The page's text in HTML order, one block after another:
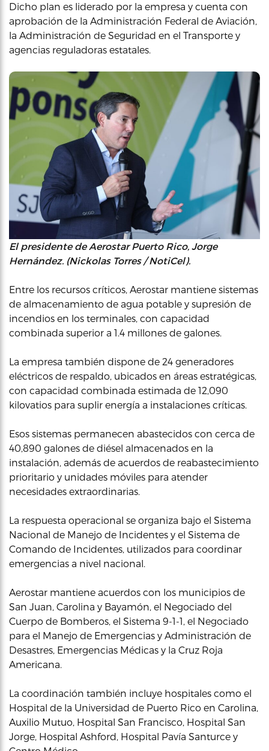
Dicho plan es liderado por la empresa y cuenta con
aprobación de la Administración Federal de Aviación,
la Administración de Seguridad en el Transporte y
agencias reguladoras estatales.
El presidente de Aerostar Puerto Rico, Jorge
Hernández. (Nickolas Torres / NotiCel).
Entre los recursos críticos, Aerostar mantiene sistemas
de almacenamiento de agua potable y supresión de
incendios en los terminales, con capacidad
combinada superior a 1.4 millones de galones.
La empresa también dispone de 24 generadores
eléctricos de respaldo, ubicados en áreas estratégicas,
con capacidad combinada estimada de 12,090
kilovatios para suplir energía a instalaciones críticas.
Esos sistemas permanecen abastecidos con cerca de
40,890 galones de diésel almacenados en la
instalación, además de acuerdos de reabastecimiento
prioritario y unidades móviles para atender
necesidades extraordinarias.
La respuesta operacional se organiza bajo el Sistema
Nacional de Manejo de Incidentes y el Sistema de
Comando de Incidentes, utilizados para coordinar
emergencias a nivel nacional.
Aerostar mantiene acuerdos con los municipios de
San Juan, Carolina y Bayamón, el Negociado del
Cuerpo de Bomberos, el Sistema 9-1-1, el Negociado
para el Manejo de Emergencias y Administración de
Desastres, Emergencias Médicas y la Cruz Roja
Americana.
La coordinación también incluye hospitales como el
Hospital de la Universidad de Puerto Rico en Carolina,
Auxilio Mutuo, Hospital San Francisco, Hospital San
Jorge, Hospital Ashford, Hospital Pavía Santurce y